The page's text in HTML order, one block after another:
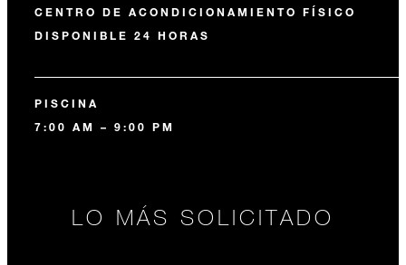
CENTRO DE ACONDICIONAMIENTO FÍSICO
DISPONIBLE 24 HORAS
PISCINA
7:00 AM – 9:00 PM
LO MÁS SOLICITADO